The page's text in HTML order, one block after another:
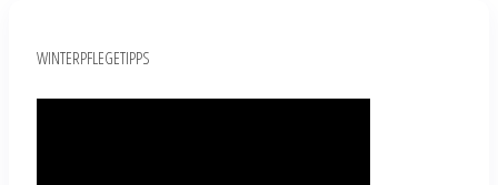
WINTERPFLEGETIPPS